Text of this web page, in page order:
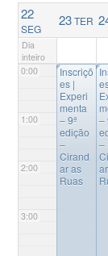
22
SEG
23TER
Dia
inteiro
0:00
1:00
2:00
3:00
◤Inscriçõ
es |
Experi
menta
– 9ª
edição
–
Cirand
ar as
Ruas
◤
–
–